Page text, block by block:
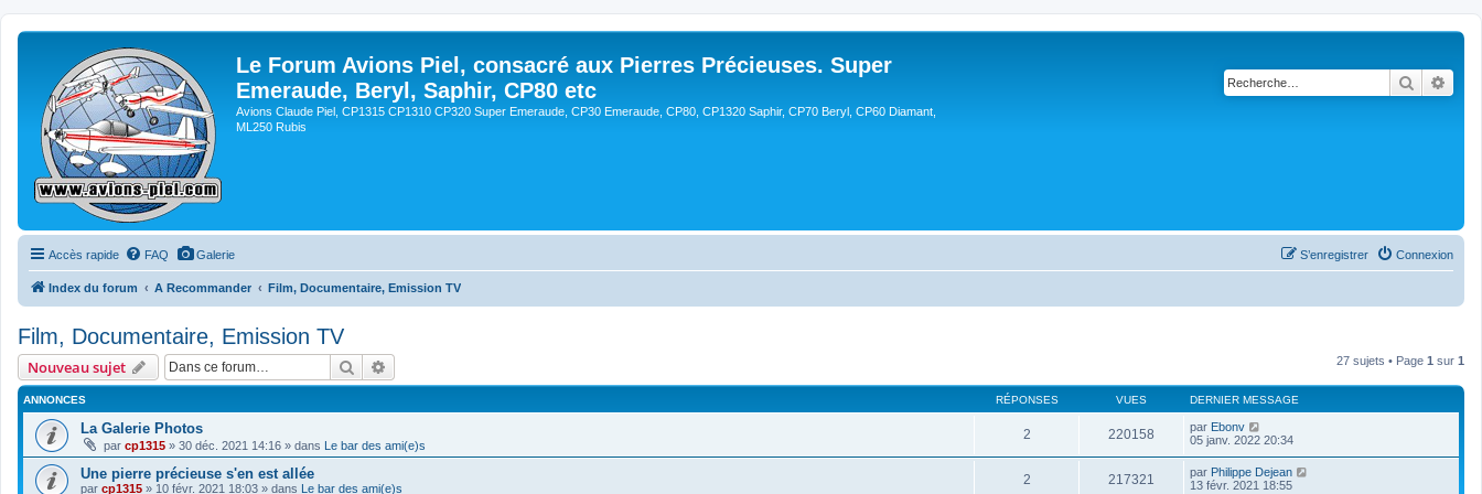
Le Forum Avions Piel, consacré aux Pierres Précieuses. Super
Emeraude, Beryl, Saphir, CP80 etc
Avions Claude Piel, CP1315 CP1310 CP320 Super Emeraude, CP30 Emeraude, CP80, CP1320 Saphir, CP70 Beryl, CP60 Diamant,
ML250 Rubis
Accès rapide FAQ Galerie Connexion
S’enregistrer
Index du forum A Recommander Film, Documentaire, Emission TV
Film, Documentaire, Emission TV
Nouveau sujet Rechercher 27 sujets • Page 1 sur 1
ANNONCES RÉPONSES VUES DERNIER MESSAGE
La Galerie Photos
par cp1315 » 30 déc. 2021 14:16 » dans Le bar des ami(e)s
2 220158 par Ebonv
05 janv. 2022 20:34
Une pierre précieuse s'en est allée
par cp1315 » 10 févr. 2021 18:03 » dans Le bar des ami(e)s
2 217321 par Philippe Dejean
13 févr. 2021 18:55